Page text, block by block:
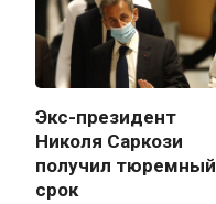
Экс-президент
Николя Саркози
получил тюремный
срок